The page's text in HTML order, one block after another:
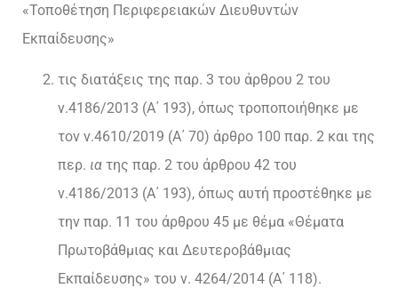
«Τοποθέτηση Περιφερειακών Διευθυντών
Εκπαίδευσης»
τις διατάξεις της παρ. 3 του άρθρου 2 του
ν.4186/2013 (Α΄ 193), όπως τροποποιήθηκε με
τον ν.4610/2019 (Α΄ 70) άρθρο 100 παρ. 2 και της
περ. ια της παρ. 2 του άρθρου 42 του
ν.4186/2013 (Α΄ 193), όπως αυτή προστέθηκε με
την παρ. 11 του άρθρου 45 με θέμα «Θέματα
Πρωτοβάθμιας και Δευτεροβάθμιας
Εκπαίδευσης» του ν. 4264/2014 (Α΄ 118).